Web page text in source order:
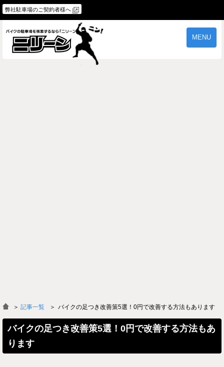
弊社駐車場のご契約者様へ
MENU
＞ 記事一覧 バイクの足つき改善策5選！0円で改善する方法もあります
バイクの足つき改善策5選！0円で改善する方法もあ
ります